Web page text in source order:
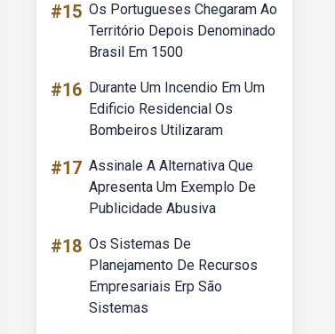
#15 Os Portugueses Chegaram Ao
Território Depois Denominado
Brasil Em 1500
#16 Durante Um Incendio Em Um
Edificio Residencial Os
Bombeiros Utilizaram
#17 Assinale A Alternativa Que
Apresenta Um Exemplo De
Publicidade Abusiva
#18 Os Sistemas De
Planejamento De Recursos
Empresariais Erp São
Sistemas